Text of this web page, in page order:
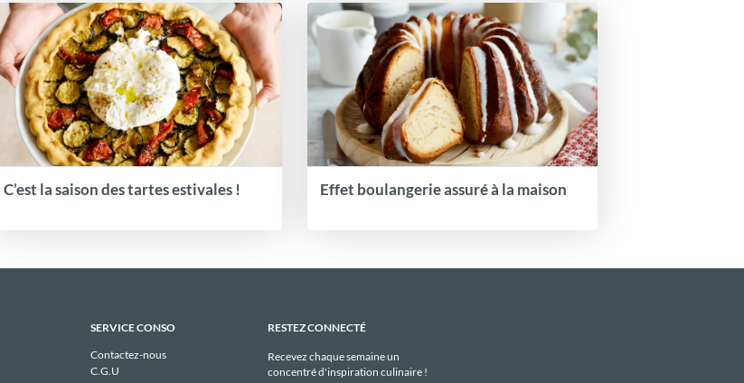
C’est la saison des tartes estivales ! Effet boulangerie assuré à la maison
SERVICE CONSO
Contactez-nous
C.G.U
RESTEZ CONNECTÉ
Recevez chaque semaine un
concentré d'inspiration culinaire !